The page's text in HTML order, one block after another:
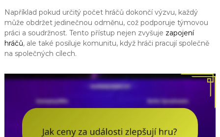
Například pokud určitý počet hráčů dokončí výzvu, každý
může obdržet jedinečnou odměnu, což podporuje týmovou
práci a soudržnost. Tento přístup nejen zvyšuje zapojení
hráčů, ale také posiluje komunitu, když hráči pracují společně
na společných cílech.